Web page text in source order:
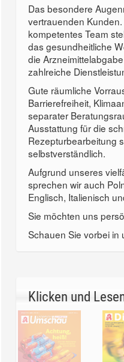
Das besondere
vertrauenden
kompetentes Team
das gesundheitliche
die
zahlreiche
Gute räumliche
Barrierefreiheit,
separater
Ausstattung für die
Rezepturbearbeitung
selbstverständlich.
Aufgrund unseres
sprechen wir auch
Englisch, Italienisch
Sie möchten uns
Schauen Sie vorbei in
Klicken und